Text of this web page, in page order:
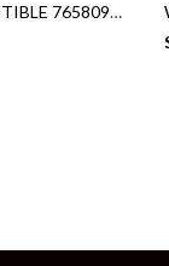
WIX FILTRO DE COMBUSTIBLE 765809333536